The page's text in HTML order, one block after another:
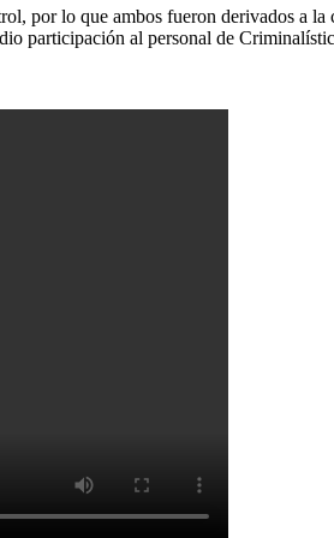
por lo que ambos fueron derivados a
participación al personal de